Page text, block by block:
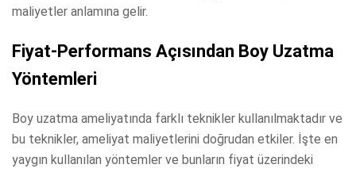
maliyetler anlamına gelir.
Fiyat-Performans Açısından Boy Uzatma
Yöntemleri
Boy uzatma ameliyatında farklı teknikler kullanılmaktadır ve
bu teknikler, ameliyat maliyetlerini doğrudan etkiler. İşte en
yaygın kullanılan yöntemler ve bunların fiyat üzerindeki